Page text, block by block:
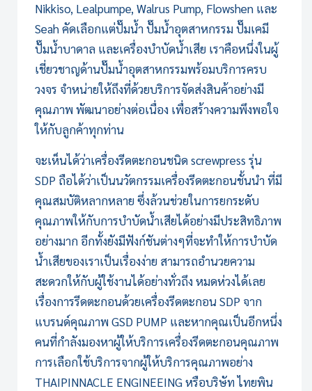
Nikkiso, Lealpumpe, Walrus Pump, Flowshen และ
Seah คัดเลือกแต่ปั๊มน้ำ ปั๊มน้ำอุตสาหกรรม ปั๊มเคมี
ปั๊มน้ำบาดาล และเครื่องบำบัดน้ำเสีย เราคือหนึ่งในผู้
เชี่ยวชาญด้านปั๊มน้ำอุตสาหกรรมพร้อมบริการครบ
วงจร จำหน่ายให้ถึงที่ด้วยบริการจัดส่งสินค้าอย่างมี
คุณภาพ พัฒนาอย่างต่อเนื่อง เพื่อสร้างความพึงพอใจ
ให้กับลูกค้าทุกท่าน
จะเห็นได้ว่าเครื่องรีดตะกอนชนิด screwpress รุ่น
SDP ถือได้ว่าเป็นนวัตกรรมเครื่องรีดตะกอนชั้นนำ ที่มี
คุณสมบัติหลากหลาย ซึ่งล้วนช่วยในการยกระดับ
คุณภาพให้กับการบำบัดน้ำเสียได้อย่างมีประสิทธิภาพ
อย่างมาก อีกทั้งยังมีฟังก์ชันต่างๆที่จะทำให้การบำบัด
น้ำเสียของเราเป็นเรื่องง่าย สามารถอำนวยความ
สะดวกให้กับผู้ใช้งานได้อย่างทั่วถึง หมดห่วงได้เลย
เรื่องการรีดตะกอนด้วยเครื่องรีดตะกอน SDP จาก
แบรนด์คุณภาพGSD PUMP และหากคุณเป็นอีกหนึ่ง
คนที่กำลังมองหาผู้ให้บริการเครื่องรีดตะกอนคุณภาพ
การเลือกใช้บริการจากผู้ให้บริการคุณภาพอย่าง
THAIPINNACLE ENGINEEING หรือบริษัท ไทยพิน